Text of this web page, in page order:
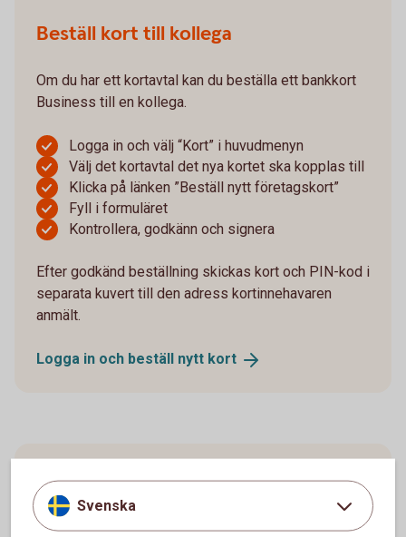
Beställ kort till kollega
Om du har ett kortavtal kan du beställa ett bankkort
Business till en kollega.
Logga in och välj “Kort” i huvudmenyn
Välj det kortavtal det nya kortet ska kopplas till
Klicka på länken ”Beställ nytt företagskort”
Fyll i formuläret
Kontrollera, godkänn och signera
Efter godkänd beställning skickas kort och PIN-kod i
separata kuvert till den adress kortinnehavaren
anmält.
Logga in och beställ nytt kort
Aktivera kort
Du som har internetbank aktiverar nya kort i
Svenska